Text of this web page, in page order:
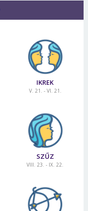
IKREK
V. 21. - VI. 21.
SZŰZ
VIII. 23. - IX. 22.